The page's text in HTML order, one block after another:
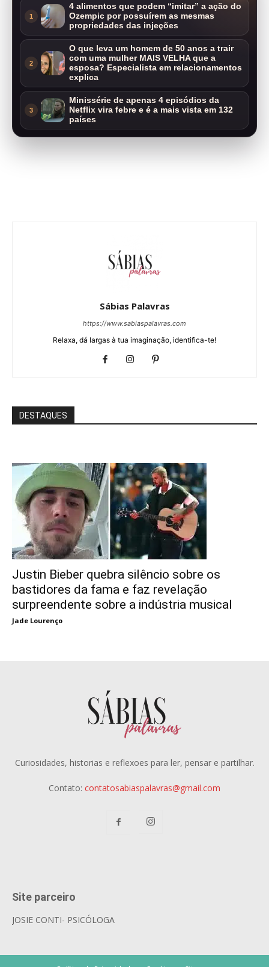
1
4 alimentos que podem “imitar” a ação do
Ozempic por possuírem as mesmas
propriedades das injeções
2
O que leva um homem de 50 anos a trair
com uma mulher MAIS VELHA que a
esposa? Especialista em relacionamentos
explica
3
Minissérie de apenas 4 episódios da
Netflix vira febre e é a mais vista em 132
países
Sábias Palavras
https://www.sabiaspalavras.com
Relaxa, dá largas à tua imaginação, identifica-te!
DESTAQUES
Justin Bieber quebra silêncio sobre os
bastidores da fama e faz revelação
surpreendente sobre a indústria musical
Jade Lourenço
Curiosidades, historias e reflexoes para ler, pensar e partilhar.
Contato: contatosabiaspalavras@gmail.com
Site parceiro
JOSIE CONTI- PSICÓLOGA